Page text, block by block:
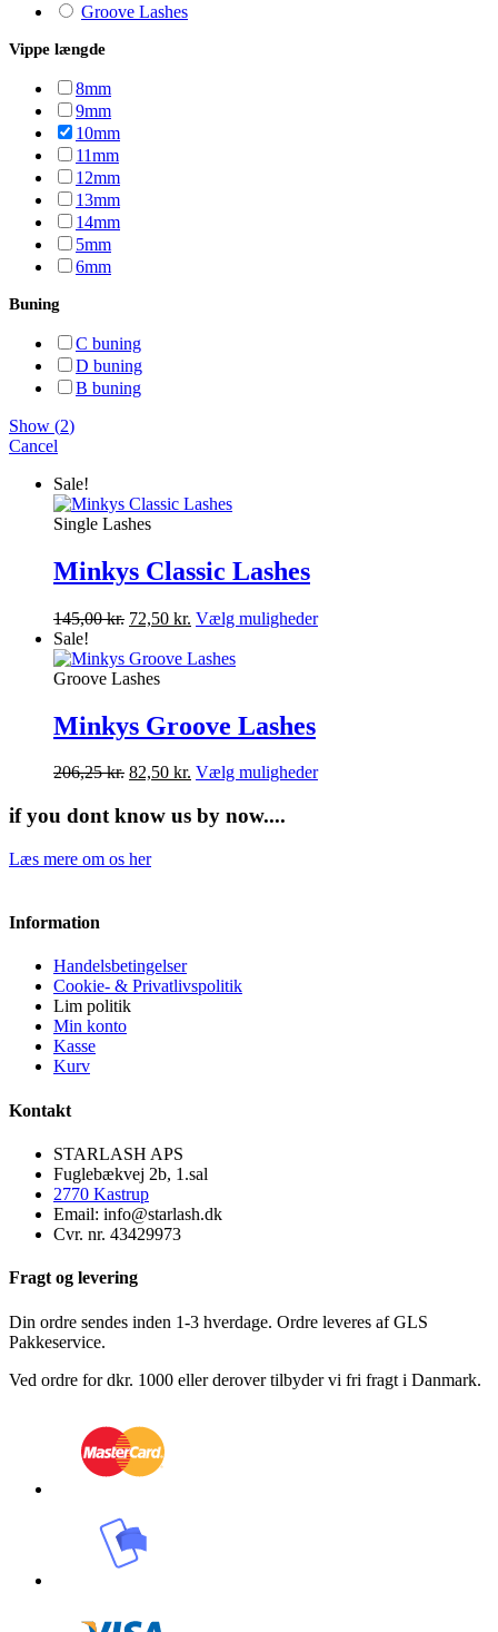
Groove Lashes
Vippe længde
8mm
9mm
10mm
11mm
12mm
13mm
14mm
5mm
6mm
Buning
C buning
D buning
B buning
Show (2)
Cancel
Sale!
Single Lashes
Minkys Classic Lashes
145,00kr. 72,50 kr. Vælg mulighederDette
på
Sale!
Groove Lashes
Minkys Groove Lashes
206,25kr. 82,50 kr. Vælg mulighederDette
if you dont know us by now....
Læs mere om os her
Information
Handelsbetingelser
Cookie- & Privatlivspolitik
Lim politik
Min konto
Kasse
Kurv
Kontakt
STARLASH APS
Fuglebækvej 2b, 1.sal
2770 Kastrup
Email: info@starlash.dk
Cvr. nr. 43429973
Fragt og levering
Din ordre sendes inden 1-3 hverdage. Ordre leveres af GLS
Pakkeservice.
Ved ordre for dkr. 1000 eller derover tilbyder vi fri fragt i Danmark.